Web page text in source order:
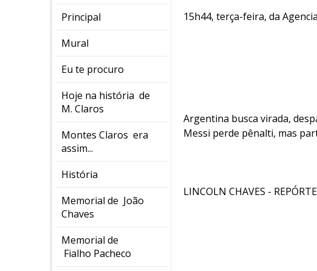
Principal
Mural
Eu te procuro
Hoje na história de
M. Claros
Montes Claros era
assim...
História
Memorial de João
Chaves
Memorial de
Fialho Pacheco
15h44, terça-feira, da
Argentina busca virada,
Messi perde pênalti, mas
LINCOLN CHAVES -